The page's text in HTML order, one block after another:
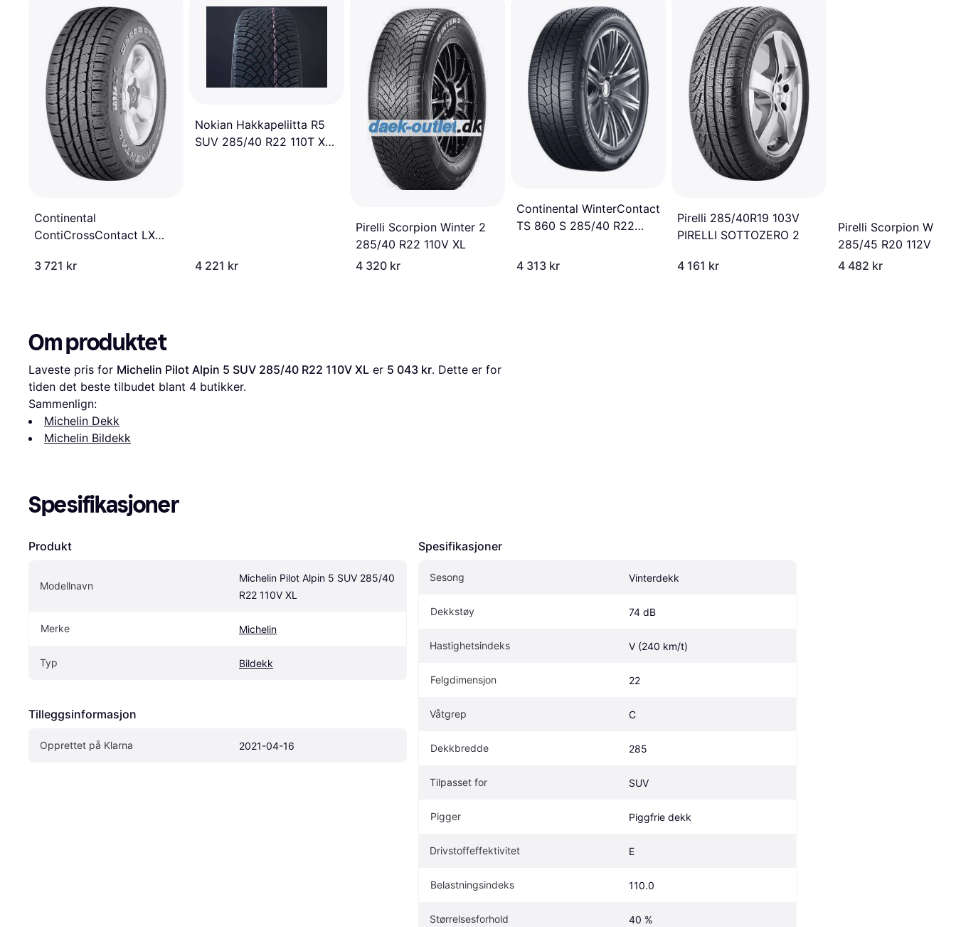
Continental
ContiCrossContact LX
LR
3 721 kr
Nokian Hakkapeliitta R5
SUV 285/40 R22 110T XL,
4 221 kr
Pirelli Scorpion Winter 2
285/40 R22 110V XL
4 320 kr
Continental WinterContact
TS 860 S 285/40 R22
4 313 kr
Pirelli 285/40R19 103V
PIRELLI SOTTOZERO 2
4 161 kr
Pirelli Scorpion
285/45 R20 112V XL
4 482 kr
Om produktet
Laveste pris for Michelin Pilot Alpin 5 SUV 285/40 R22 110V XL er 5 043 kr. Dette er for
tiden det beste tilbudet blant 4 butikker.
Sammenlign:
Michelin Dekk
Michelin Bildekk
Spesifikasjoner
Produkt
Modellnavn
Michelin Pilot Alpin 5 SUV 285/40
R22 110V XL
Merke Michelin
Typ Bildekk
Tilleggsinformasjon
Opprettet på Klarna 2021-04-16
Spesifikasjoner
Sesong Vinterdekk
Dekkstøy 74 dB
Hastighetsindeks V (240 km/t)
Felgdimensjon 22
Våtgrep C
Dekkbredde 285
Tilpasset for SUV
Pigger Piggfrie dekk
Drivstoffeffektivitet E
Belastningsindeks 110.0
Størrelsesforhold 40 %